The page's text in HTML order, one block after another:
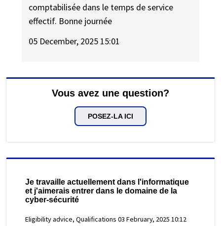
comptabilisée dans le temps de service
effectif. Bonne journée
05 December, 2025 15:01
Vous avez une question?
POSEZ-LA ICI
Je travaille actuellement dans l'informatique
et j'aimerais entrer dans le domaine de la
cyber-sécurité
Eligibility advice, Qualifications 03 February, 2025 10:12